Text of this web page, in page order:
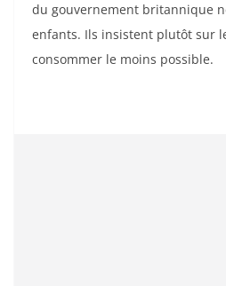
du gouvernement britannique
enfants. Ils insistent plutôt sur
consommer le moins possible.